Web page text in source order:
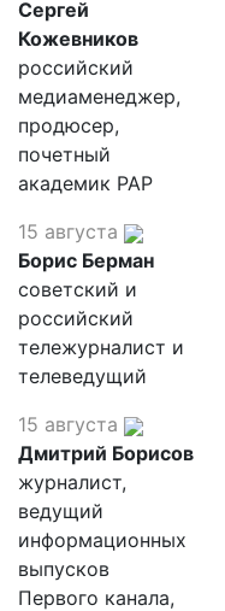
Сергей
Кожевников
российский
медиаменеджер,
продюсер,
почетный
академик РАР
15 августа
Борис Берман
советский и
российский
тележурналист и
телеведущий
15 августа
Дмитрий Борисов
журналист,
ведущий
информационных
выпусков
Первого канала,